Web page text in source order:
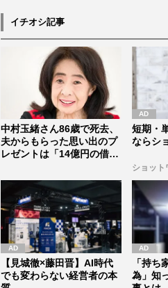
イチオシ記事
中村玉緒さん86歳で死去、
夫からもらった思い出のプ
レゼントは「14億円の借
短期・
ならシ
ショット
【見城徹×藤田晋】AI時代
でも変わらない経営者の本
「持ち
為」知